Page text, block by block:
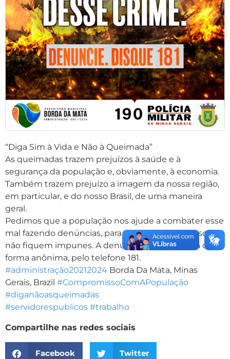
“Diga Sim à Vida e Não à Queimada”
As queimadas trazem prejuízos à saúde e à
segurança da população e, obviamente, à economia.
Também trazem prejuízo a imagem da nossa região,
em particular, e do nosso Brasil, de uma maneira
geral.
Pedimos que a população nos ajude a combater esse
mal fazendo denúncias, para que esses criminosos
não fiquem impunes. A denúncia pode ser feita de
forma anônima, pelo telefone 181.
#administração20212024 Borda Da Mata, Minas
Gerais, Brazil #CompromissoComAPopulação
#diganãoasqueimadas
#servidorespublicos #trabalho
Compartilhe nas redes sociais
Facebook Twitter